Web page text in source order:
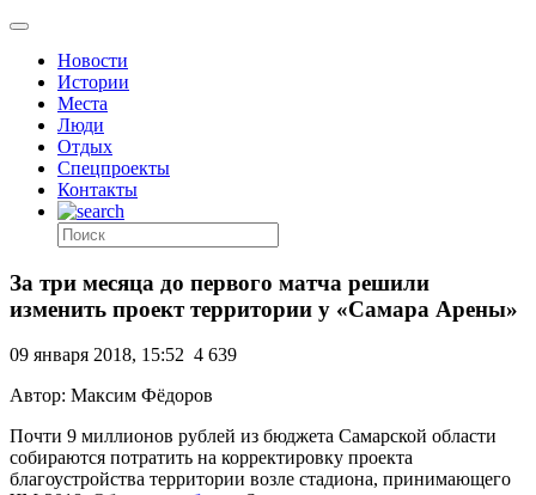
Новости
Истории
Места
Люди
Отдых
Спецпроекты
Контакты
За три месяца до первого матча решили
изменить проект территории у «Самара Арены»
09 января 2018, 15:52 4 639
Автор: Максим Фёдоров
Почти 9 миллионов рублей из бюджета Самарской области
собираются потратить на корректировку проекта
благоустройства территории возле стадиона, принимающего